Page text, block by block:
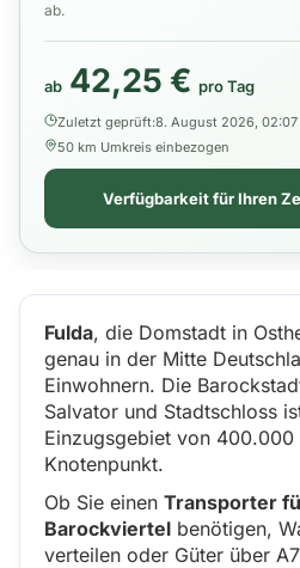
ab.
ab 42,25 € pro Tag
Zuletzt geprüft:8. August 2026, 02:07
50 km Umkreis einbezogen
Verfügbarkeit für Ihren
Fulda, die Domstadt in
genau in der Mitte
Einwohnern. Die
Salvator und Stadtschloss
Einzugsgebiet von 400.000
Knotenpunkt.
Ob Sie einen Transporter
Barockviertel benötigen,
verteilen oder Güter über